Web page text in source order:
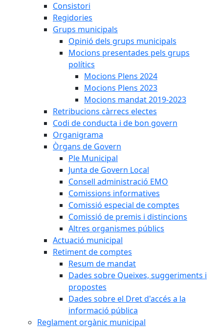
Consistori
Regidories
Grups municipals
Opinió dels grups municipals
Mocions presentades pels grups
polítics
Mocions Plens 2024
Mocions Plens 2023
Mocions mandat 2019-2023
Retribucions càrrecs electes
Codi de conducta i de bon govern
Organigrama
Òrgans de Govern
Ple Municipal
Junta de Govern Local
Consell administració EMO
Comissions informatives
Comissió especial de comptes
Comissió de premis i distincions
Altres organismes públics
Actuació municipal
Retiment de comptes
Resum de mandat
Dades sobre Queixes, suggeriments i
propostes
Dades sobre el Dret d'accés a la
informació pública
Reglament orgànic municipal